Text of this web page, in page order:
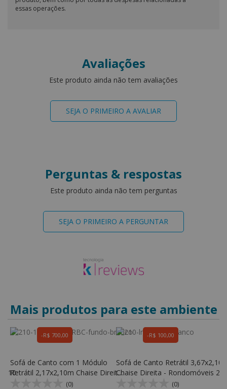
essas operações.
Avaliações
Este produto ainda não tem avaliações
SEJA O PRIMEIRO A AVALIAR
Perguntas & respostas
Este produto ainda não tem perguntas
SEJA O PRIMEIRO A PERGUNTAR
Mais produtos para este ambiente
R$ 700,00
310
R$ 100,00
Sofá de Canto com 1 Módulo
Retrátil 2,17x2,10m Chaise Direita
- Rondomóveis 210
(0)
Sofá de Canto Retrátil
Chaise Direita - Rondomóveis
(0)